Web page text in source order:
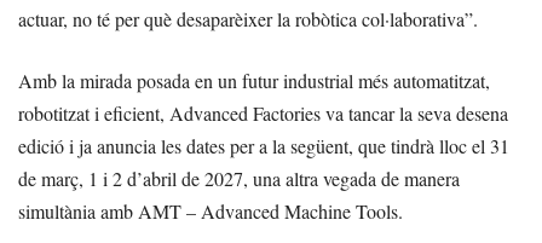
actuar, no té per què desaparèixer la robòtica col·laborativa”.
Amb la mirada posada en un futur industrial més automatitzat,
robotitzat i eficient, Advanced Factories va tancar la seva desena
edició i ja anuncia les dates per a la següent, que tindrà lloc el 31
de març, 1 i 2 d’abril de 2027, una altra vegada de manera
simultània amb AMT – Advanced Machine Tools.